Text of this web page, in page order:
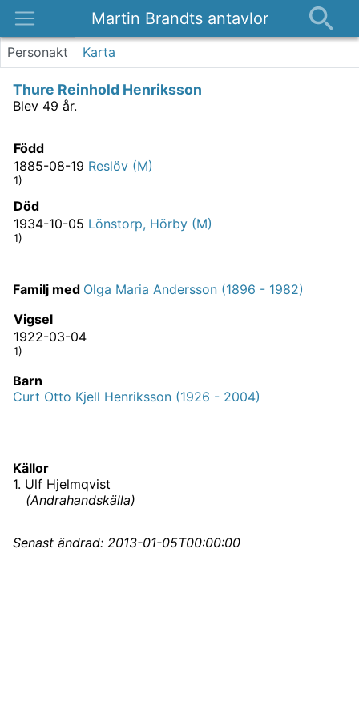
Martin Brandts antavlor
Platser
Om
Personakt Karta
Thure Reinhold Henriksson
Blev 49 år.
Född
1885-08-19 Reslöv (M)
1)
Död
1934-10-05 Lönstorp, Hörby (M)
1)
Familj med Olga Maria Andersson (1896 - 1982)
Vigsel
1922-03-04
1)
Barn
Curt Otto Kjell Henriksson (1926 - 2004)
Källor
1. Ulf Hjelmqvist
(Andrahandskälla)
Senast ändrad: 2013-01-05T00:00:00